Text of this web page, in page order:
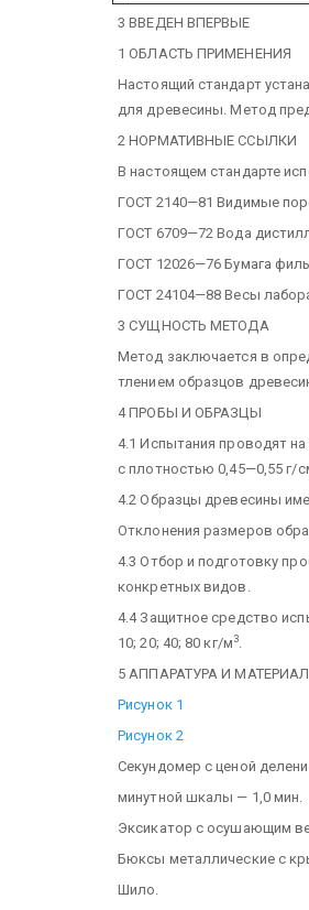
3 ВВЕДЕН ВПЕРВЫЕ
1 ОБЛАСТЬ ПРИМЕНЕНИЯ
Настоящий стандарт
для древесины. Метод
2 НОРМАТИВНЫЕ ССЫЛКИ
В настоящем стандарте
ГОСТ 2140—81 Видимые
ГОСТ 6709—72 Вода
ГОСТ 12026—76 Бумага
ГОСТ 24104—88 Весы
3 СУЩНОСТЬ МЕТОДА
Метод заключается в
тлением образцов
4 ПРОБЫ И ОБРАЗЦЫ
4.1 Испытания проводят
с плотностью 0,45—0,55 г/
4.2 Образцы древесины
Отклонения размеров
4.3 Отбор и подготовку
конкретных видов.
4.4 Защитное средство
10; 20; 40; 80 кг/м3
5 АППАРАТУРА И
Рисунок 1
Рисунок 2
Секундомер с ценой
минутной шкалы — 1,0 мин.
Эксикатор с осушающим
Бюксы металлические с
Шило.